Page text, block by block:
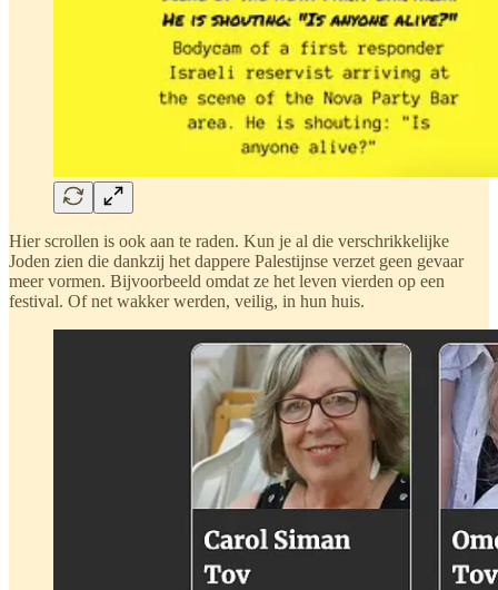
Hier scrollen is ook aan te raden. Kun je al die verschrikkelijke
Joden zien die dankzij het dappere Palestijnse verzet geen gevaar
meer vormen. Bijvoorbeeld omdat ze het leven vierden op een
festival. Of net wakker werden, veilig, in hun huis.